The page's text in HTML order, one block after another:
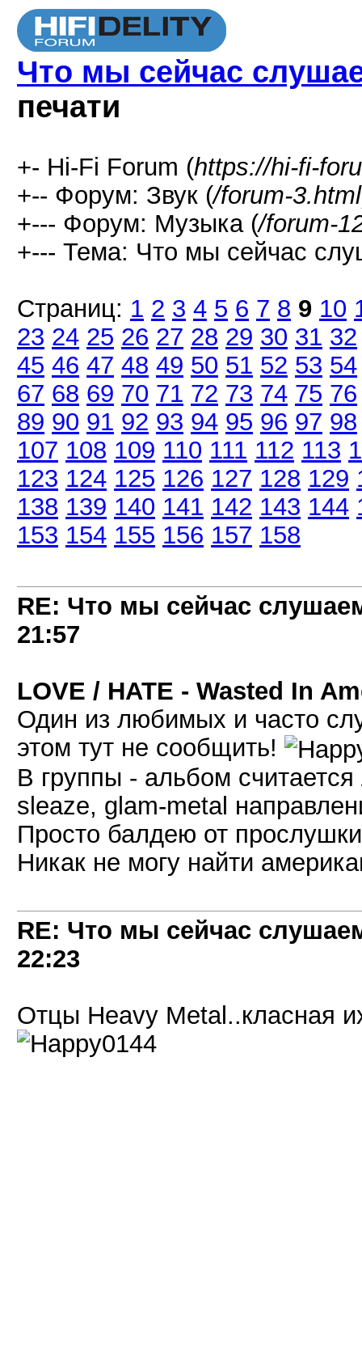
Что мы сейчас
печати
+- Hi-Fi Forum (https://hi-fi-
+-- Форум: Звук (/forum-3.html
+--- Форум: Музыка (/forum-
+--- Тема: Что мы сейчас
Страниц: 1 2 3 4 5 6 7 8 9 10
23 24 25 26 27 28 29 30 31 32
45 46 47 48 49 50 51 52 53 54
67 68 69 70 71 72 73 74 75 76
89 90 91 92 93 94 95 96 97 98
107 108 109 110 111 112 113
123 124 125 126 127 128 129
138 139 140 141 142 143 144
153 154 155 156 157 158
RE: Что мы сейчас
21:57
LOVE / HATE - Wasted In
Один из любимых и часто
этом тут не сообщить!
В группы - альбом
sleaze, glam-metal
Просто балдею от
Никак не могу найти
RE: Что мы сейчас
22:23
Отцы Heavy Metal..класная